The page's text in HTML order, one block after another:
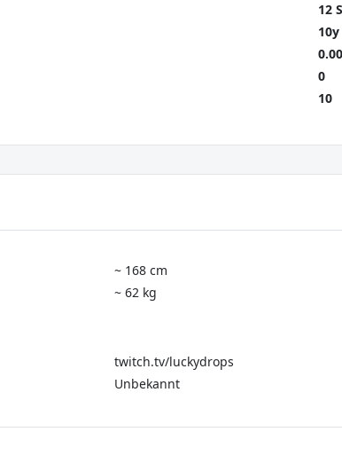
12
0
10
~ 168 cm
~ 62 kg
twitch.tv/luckydrops
Unbekannt